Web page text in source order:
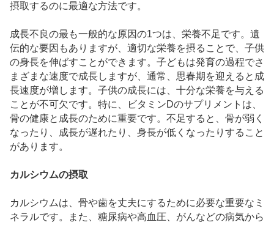
摂取するのに最適な方法です。
成長不良の最も一般的な原因の1つは、栄養不足です。遺
伝的な要因もありますが、適切な栄養を摂ることで、子供
の身長を伸ばすことができます。子どもは発育の過程でさ
まざまな速度で成長しますが、通常、思春期を迎えると成
長速度が増します。子供の成長には、十分な栄養を与える
ことが不可欠です。特に、ビタミンDのサプリメントは、
骨の健康と成長のために重要です。不足すると、骨が弱く
なったり、成長が遅れたり、身長が低くなったりすること
があります。
カルシウムの摂取
カルシウムは、骨や歯を丈夫にするために必要な重要なミ
ネラルです。また、糖尿病や高血圧、がんなどの病気から